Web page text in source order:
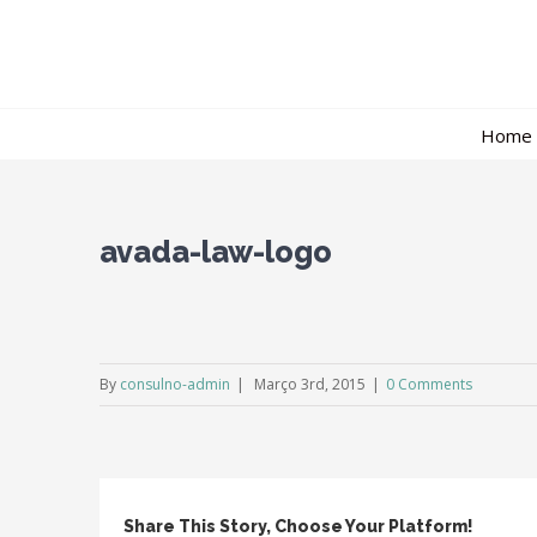
Home
avada-law-logo
By consulno-admin | Março 3rd, 2015 | 0 Comments
Share This Story, Choose Your Platform!